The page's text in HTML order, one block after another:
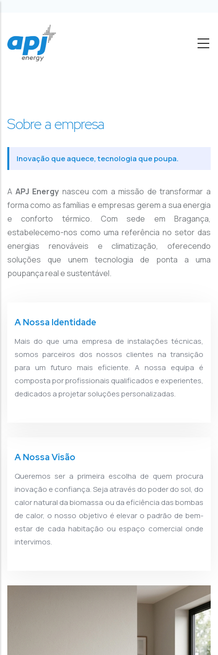
Sobre a empresa
Inovação que aquece, tecnologia que poupa.
A APJ Energy nasceu com a missão de transformar a
forma como as famílias e empresas gerem a sua energia
e conforto térmico. Com sede em Bragança,
estabelecemo-nos como uma referência no setor das
energias renováveis e climatização, oferecendo
soluções que unem tecnologia de ponta a uma
poupança real e sustentável.
A Nossa Identidade
Mais do que uma empresa de instalações técnicas,
somos parceiros dos nossos clientes na transição
para um futuro mais eficiente. A nossa equipa é
composta por profissionais qualificados e experientes,
dedicados a projetar soluções personalizadas.
A Nossa Visão
Queremos ser a primeira escolha de quem procura
inovação e confiança. Seja através do poder do sol, do
calor natural da biomassa ou da eficiência das bombas
de calor, o nosso objetivo é elevar o padrão de bem-
estar de cada habitação ou espaço comercial onde
intervimos.